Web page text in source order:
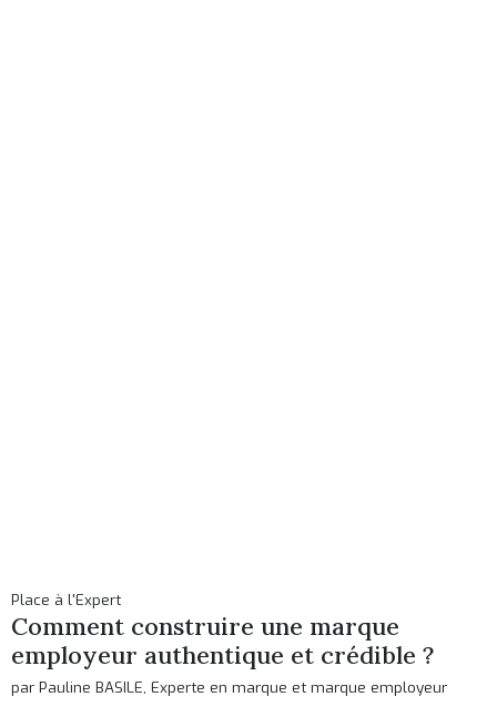
Place à l'Expert
Comment construire une marque
employeur authentique et crédible ?
par Pauline BASILE, Experte en marque et marque employeur